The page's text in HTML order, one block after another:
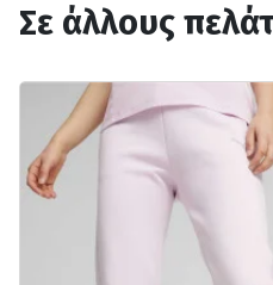
Σε άλλους